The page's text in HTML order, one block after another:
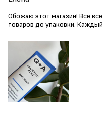
Обожаю этот магазин! Все
товаров до упаковки.